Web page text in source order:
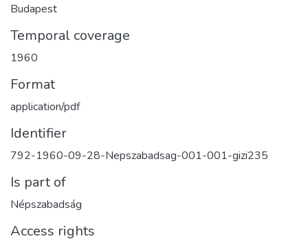
Budapest
Temporal coverage
1960
Format
application/pdf
Identifier
792-1960-09-28-Nepszabadsag-001-001-gizi235
Is part of
Népszabadság
Access rights